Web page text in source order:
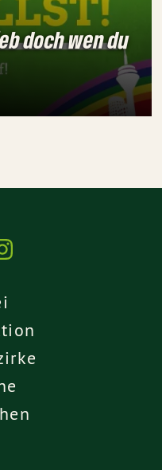
doch wen du